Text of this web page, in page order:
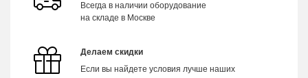
Всегда в наличии оборудование
на складе в Москве
Делаем скидки
Если вы найдете условия лучше наших